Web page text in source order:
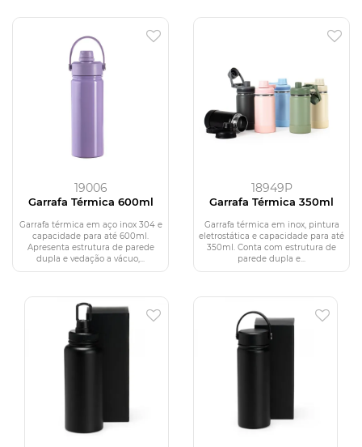
19006
Garrafa Térmica 600ml
Garrafa térmica em aço inox 304 e
capacidade para até 600ml.
Apresenta estrutura de parede
dupla e vedação a vácuo,...
18949P
Garrafa Térmica 350ml
Garrafa térmica em inox, pintura
eletrostática e capacidade para até
350ml. Conta com estrutura de
parede dupla e...